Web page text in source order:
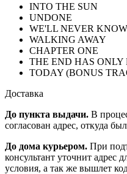
INTO THE SUN
UNDONE
WE'LL NEVER KNOW
WALKING AWAY
CHAPTER ONE
THE END HAS ONLY
TODAY (BONUS
Доставка
До пункта выдачи. В
согласован адрес, откуда
До дома курьером. При
консультант уточнит адрес
условия, а так же вышлет